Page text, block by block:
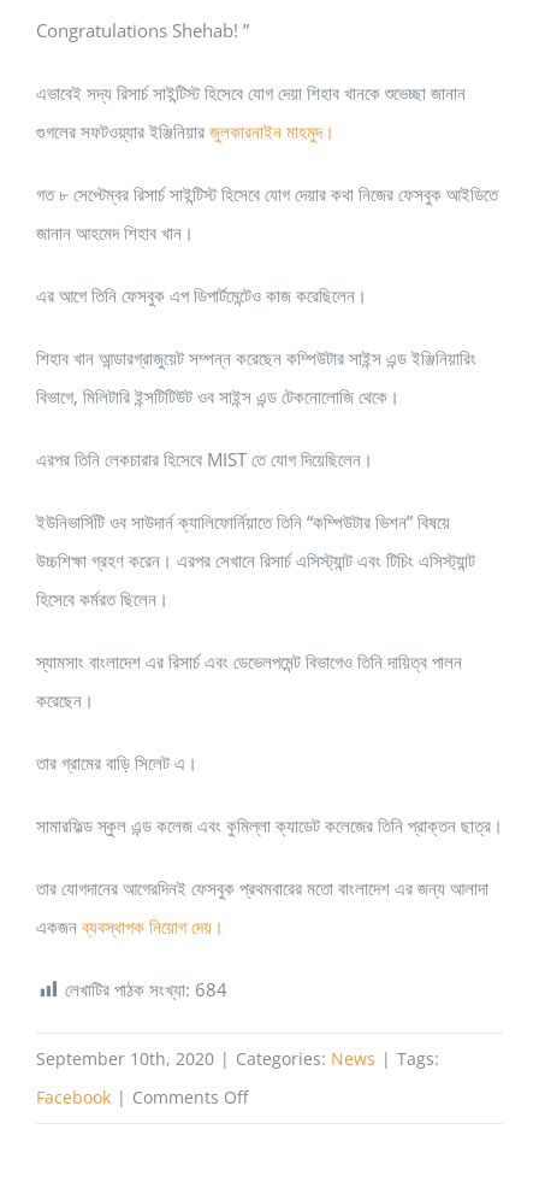
Congratulations Shehab! ”
এভাবেই সদ্য রিসার্চ সাইন্টিস্ট হিসেবে যোগ দেয়া শিহাব খানকে শুভেচ্ছা জানান
গুগলের সফটওয়্যার ইঞ্জিনিয়ার জুলকারনাইন মাহমুদ।
গত ৮ সেপ্টেম্বর রিসার্চ সাইন্টিস্ট হিসেবে যোগ দেয়ার কথা নিজের ফেসবুক আইডিতে
জানান আহমেদ শিহাব খান।
এর আগে তিনি ফেসবুক এপ ডিপার্টমেন্টেও কাজ করেছিলেন।
শিহাব খান আন্ডারগ্রাজুয়েট সম্পন্ন করেছেন কম্পিউটার সাইন্স এন্ড ইঞ্জিনিয়ারিং
বিভাগে, মিলিটারি ইন্সটিটিউট ওব সাইন্স এন্ড টেকনোলোজি থেকে।
এরপর তিনি লেকচারার হিসেবে MIST তে যোগ দিয়েছিলেন।
ইউনিভার্সিটি ওব সাউদার্ন ক্যালিফোর্নিয়াতে তিনি “কম্পিউটার ভিশন” বিষয়ে
উচ্চশিক্ষা গ্রহণ করেন। এরপর সেখানে রিসার্চ এসিস্ট্যান্ট এবং টিচিং এসিস্ট্যান্ট
হিসেবে কর্মরত ছিলেন।
স্যামসাং বাংলাদেশ এর রিসার্চ এবং ডেভেলপমেন্ট বিভাগেও তিনি দায়িত্ব পালন
করেছেন।
তার গ্রামের বাড়ি সিলেট এ।
সামারফিল্ড স্কুল এন্ড কলেজ এবং কুমিল্লা ক্যাডেট কলেজের তিনি প্রাক্তন ছাত্র।
তার যোগদানের আগেরদিনই ফেসবুক প্রথমবারের মতো বাংলাদেশ এর জন্য আলাদা
একজনব্যবস্থাপক নিয়োগ দেয়।
লেখাটির পাঠক সংখ্যা: 684
September 10th, 2020 | Categories: News | Tags:
Facebook | Comments Offon